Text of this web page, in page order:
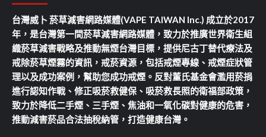
台灣威卜 菸草減害網路媒體(VAPE TAIWAN Inc.) 成立於2017
年，是台灣第一間菸草減害網路媒體，致力於推廣世界衛生組
織菸草減害戰略及推動無煙台灣目標，提供尼古丁替代療法及
戒除菸草煙霧的資訊，戒菸資源，包括戒煙專線、戒煙症狀管
理以及成功案例，幫助您成功戒煙。反對董氏基金會濫用菸捐
進行認知作戰、修正吸菸救健保、吸菸救長照的衛福部政策，
致力於降低二手煙、三手煙、焦油和一氧化碳對健康的危害，
推動減害菸品合法抽稅納管，打造健康台灣。